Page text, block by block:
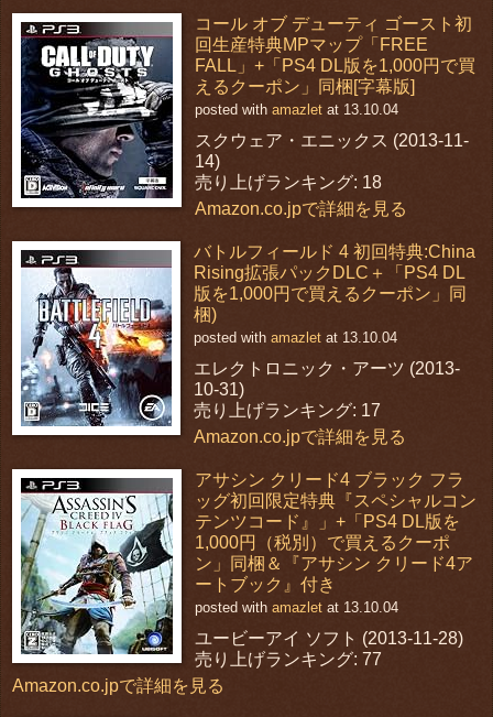
コール オブ デューティ ゴースト初
回生産特典MPマップ「FREE
FALL」+「PS4 DL版を1,000円で買
えるクーポン」同梱[字幕版]
posted with amazlet at 13.10.04
スクウェア・エニックス (2013-11-
14)
売り上げランキング: 18
Amazon.co.jpで詳細を見る
バトルフィールド 4 初回特典:China
Rising拡張パックDLC＋「PS4 DL
版を1,000円で買えるクーポン」同
梱)
posted with amazlet at 13.10.04
エレクトロニック・アーツ (2013-
10-31)
売り上げランキング: 17
Amazon.co.jpで詳細を見る
アサシン クリード4 ブラック フラ
ッグ初回限定特典『スペシャルコン
テンツコード』」+「PS4 DL版を
1,000円（税別）で買えるクーポ
ン」同梱＆『アサシン クリード4ア
ートブック』付き
posted with amazlet at 13.10.04
ユービーアイ ソフト (2013-11-28)
売り上げランキング: 77
Amazon.co.jpで詳細を見る